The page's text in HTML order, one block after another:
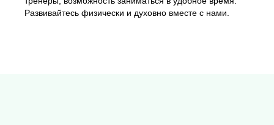
Развивайтесь физически и духовно вместе с нами.